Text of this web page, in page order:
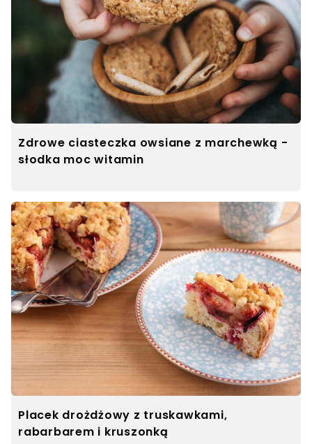
Zdrowe ciasteczka owsiane z marchewką -
słodka moc witamin
Placek drożdżowy z truskawkami,
rabarbarem i kruszonką